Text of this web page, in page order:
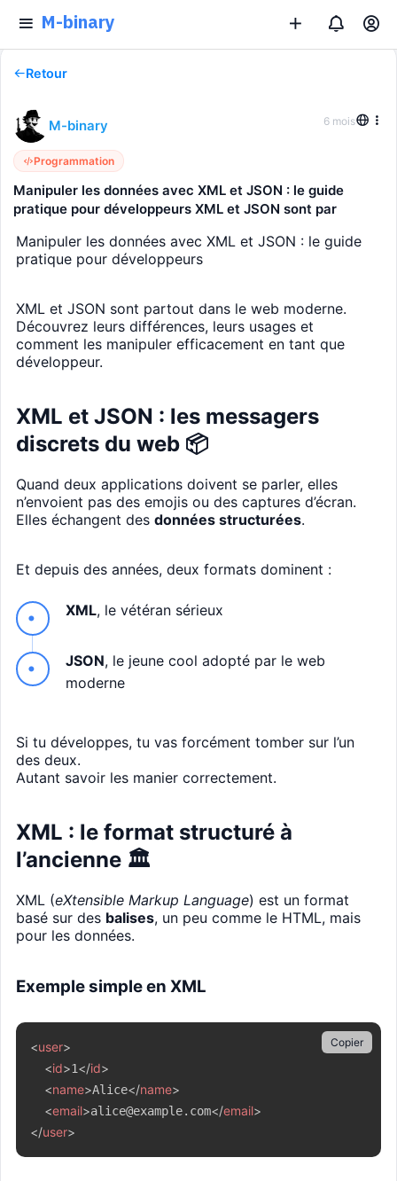
M-binary
Retour
M-binary 6 mois
Programmation
Manipuler les données avec XML et JSON : le guide
pratique pour développeurs XML et JSON sont par
Manipuler les données avec XML et JSON : le guide
pratique pour développeurs
XML et JSON sont partout dans le web moderne.
Découvrez leurs différences, leurs usages et
comment les manipuler efficacement en tant que
développeur.
XML et JSON : les messagers
discrets du web 📦
Quand deux applications doivent se parler, elles
n’envoient pas des emojis ou des captures d’écran.
Elles échangent desdonnées structurées.
Et depuis des années, deux formats dominent :
XML, le vétéran sérieux
JSON, le jeune cool adopté par le web
moderne
Si tu développes, tu vas forcément tomber sur l’un
des deux.
Autant savoir les manier correctement.
XML : le format structuré à
l’ancienne 🏛️
XML (eXtensible Markup Language) est un format
basé sur des balises, un peu comme le HTML, mais
pour les données.
Exemple simple en XML
<user>
<id>1</id>
<name>Alice</name>
<email>alice@example.com</email>
</user>
Copier